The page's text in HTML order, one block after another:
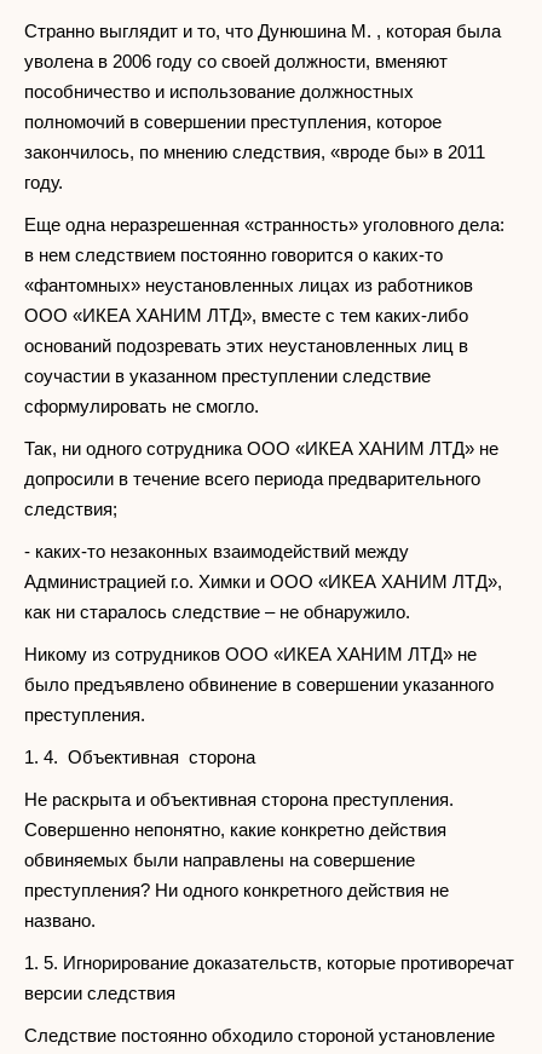
Странно выглядит и то, что Дунюшина М. , которая была
уволена в 2006 году со своей должности, вменяют
пособничество и использование должностных
полномочий в совершении преступления, которое
закончилось, по мнению следствия, «вроде бы» в 2011
году.
Еще одна неразрешенная «странность» уголовного дела:
в нем следствием постоянно говорится о каких-то
«фантомных» неустановленных лицах из работников
ООО «ИКЕА ХАНИМ ЛТД», вместе с тем каких-либо
оснований подозревать этих неустановленных лиц в
соучастии в указанном преступлении следствие
сформулировать не смогло.
Так, ни одного сотрудника ООО «ИКЕА ХАНИМ ЛТД» не
допросили в течение всего периода предварительного
следствия;
- каких-то незаконных взаимодействий между
Администрацией г.о. Химки и ООО «ИКЕА ХАНИМ ЛТД»,
как ни старалось следствие – не обнаружило.
Никому из сотрудников ООО «ИКЕА ХАНИМ ЛТД» не
было предъявлено обвинение в совершении указанного
преступления.
1. 4. Объективная сторона
Не раскрыта и объективная сторона преступления.
Совершенно непонятно, какие конкретно действия
обвиняемых были направлены на совершение
преступления? Ни одного конкретного действия не
названо.
1. 5. Игнорирование доказательств, которые противоречат
версии следствия
Следствие постоянно обходило стороной установление